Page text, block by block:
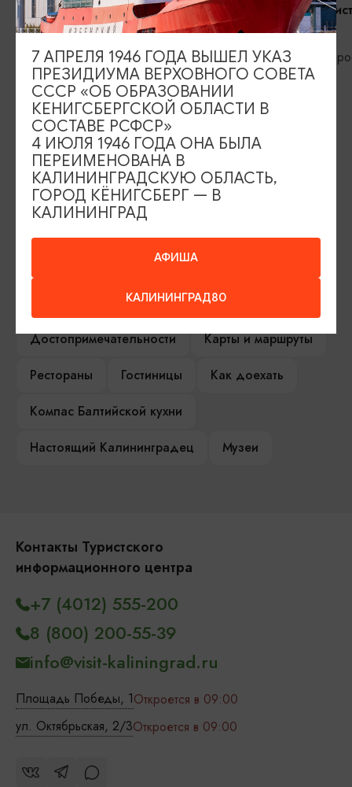
Музей-магазин «Кристиан
Дроссельмаер»
Калининград, ул.Профессора
Баранова 36
Музей
ИЩИТЕ ТАКЖЕ НА НАШЕМ САЙТЕ
Серебряное ожерелье
Электронная виза
Гостевая книга
Гиды и экскурсоводы
Достопримечательности
Карты и маршруты
Рестораны
Гостиницы
Как доехать
Компас Балтийской кухни
Настоящий Калининградец
Музеи
Контакты Туристского
информационного центра
Площадь Победы, 1Откроется в 09:00
ул. Октябрьская, 2/3Откроется в 09:00
+7 (4012) 555-200
8 (800) 200-55-39
info@visit-kaliningrad.ru
АФИША
КАЛИНИНГРАД80
7 АПРЕЛЯ 1946 ГОДА ВЫШЕЛ УКАЗ
ПРЕЗИДИУМА ВЕРХОВНОГО СОВЕТА
СССР «ОБ ОБРАЗОВАНИИ
КЕНИГСБЕРГСКОЙ ОБЛАСТИ В
СОСТАВЕ РСФСР»
4 ИЮЛЯ 1946 ГОДА ОНА БЫЛА
ПЕРЕИМЕНОВАНА В
КАЛИНИНГРАДСКУЮ ОБЛАСТЬ,
ГОРОД КЁНИГСБЕРГ — В
КАЛИНИНГРАД